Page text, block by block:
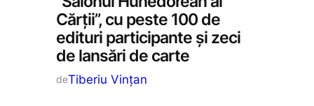
Cărții”, cu peste 100 de
edituri participante și zeci
de lansări de carte
deTiberiu Vințan